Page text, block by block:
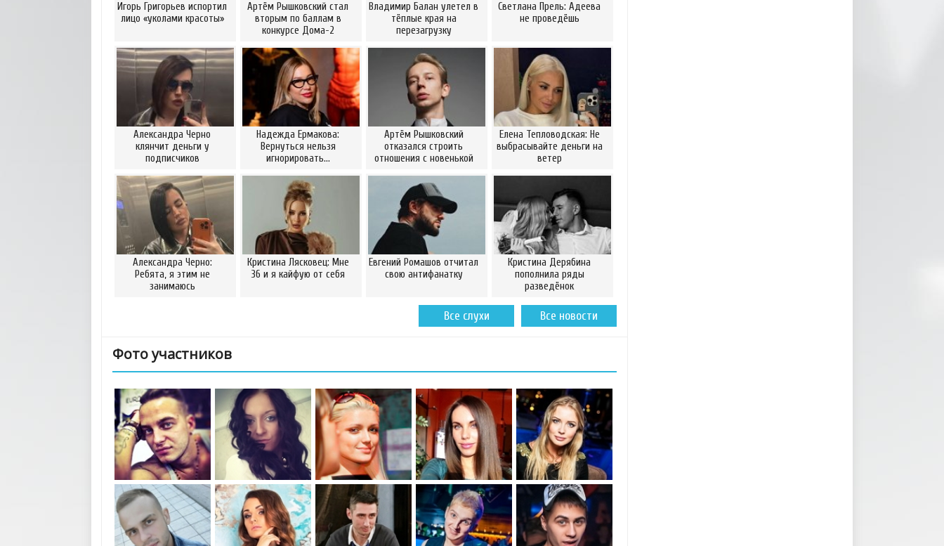
Игорь Григорьев испортил
лицо «уколами красоты»
Артём Рышковский стал
вторым по баллам в
конкурсе Дома-2
Владимир Балан улетел в
тёплые края на
перезагрузку
Светлана Прель: Адеева
не проведёшь
Александра Черно
клянчит деньги у
подписчиков
Надежда Ермакова:
Вернуться нельзя
игнорировать…
Артём Рышковский
отказался строить
отношения с новенькой
Елена Тепловодская: Не
выбрасывайте деньги на
ветер
Александра Черно:
Ребята, я этим не
занимаюсь
Кристина Лясковец: Мне
36 и я кайфую от себя
Евгений Ромашов отчитал
свою антифанатку
Кристина Дерябина
пополнила ряды
разведёнок
Все новости
Все слухи
Фото участников